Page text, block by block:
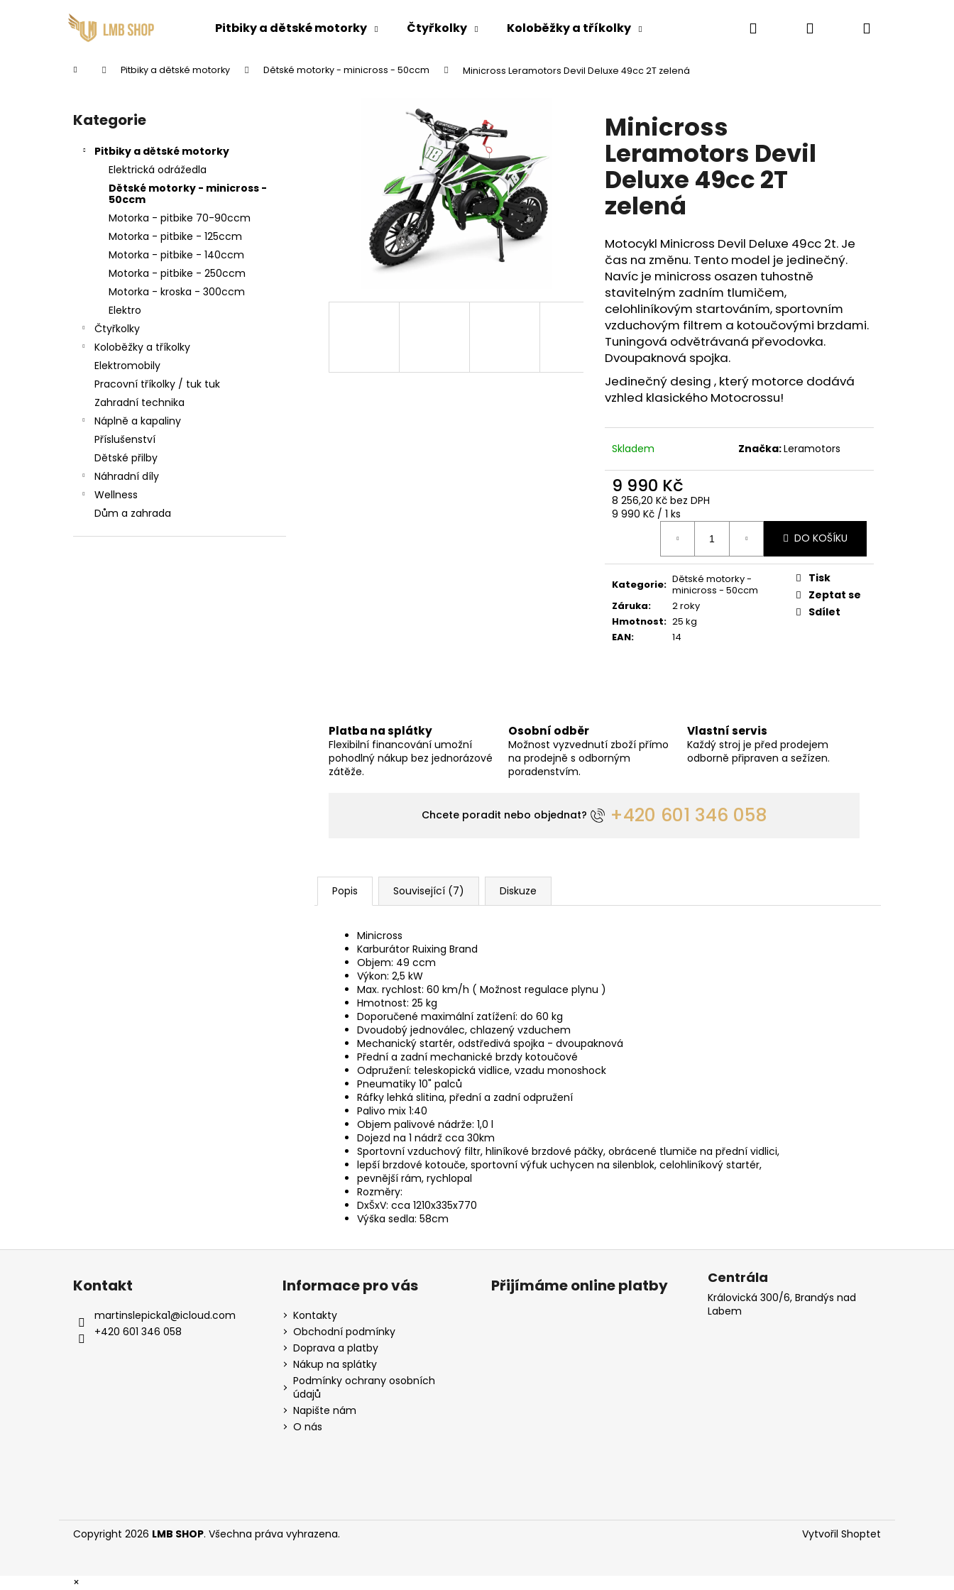
Pitbiky a dětské motorky Čtyřkolky Koloběžky a tříkolky Elektromobily Pracovní tříkolky / tuk tuk
Hledat PřihlášeníNákupní
Domů Pitbiky a dětské motorky Dětské motorky - minicross - 50ccm Minicross Leramotors Devil Deluxe 49cc 2T zelená
Přeskočit
kategorie
Kategorie
Pitbiky a dětské motorky
Elektrická odrážedla
Dětské motorky - minicross -
50ccm
Motorka - pitbike 70-90ccm
Motorka - pitbike - 125ccm
Motorka - pitbike - 140ccm
Motorka - pitbike - 250ccm
Motorka - kroska - 300ccm
Elektro
Čtyřkolky
Koloběžky a tříkolky
Elektromobily
Pracovní tříkolky / tuk tuk
Zahradní technika
Náplně a kapaliny
Příslušenství
Dětské přilby
Náhradní díly
Wellness
Dům a zahrada
Minicross
Leramotors Devil
Deluxe 49cc 2T
zelená
Motocykl Minicross Devil Deluxe 49cc 2t. Je
čas na změnu. Tento model je jedinečný.
Navíc je minicross osazen tuhostně
stavitelným zadním tlumičem,
celohliníkovým startováním, sportovním
vzduchovým filtrem a kotoučovými brzdami.
Tuningová odvětrávaná převodovka.
Dvoupaknová spojka.
Jedinečný desing , který motorce dodává
vzhled klasického Motocrossu!
Skladem Značka:Leramotors
9 990 Kč
8 256,20 Kč bez DPH
Měrná
9 990 Kč / 1 ks
DO KOŠÍKU
Kategorie: Dětské motorky -
minicross - 50ccm
Záruka:
2 roky
Hmotnost: 25 kg
EAN: 14
Tisk
Zeptat se
Sdílet
Platba na splátky
Flexibilní financování umožní
pohodlný nákup bez jednorázové
zátěže.
Osobní odběr
Možnost vyzvednutí zboží přímo
na prodejně s odborným
poradenstvím.
Vlastní servis
Každý stroj je před prodejem
odborně připraven a sežízen.
Chcete poradit nebo objednat? +420 601 346 058
Popis Související (7) Diskuze
Minicross
Karburátor Ruixing Brand
Objem: 49 ccm
Výkon: 2,5 kW
Max. rychlost: 60 km/h ( Možnost regulace plynu )
Hmotnost: 25 kg
Doporučené maximální zatížení: do 60 kg
Dvoudobý jednoválec, chlazený vzduchem
Mechanický startér, odstředivá spojka - dvoupaknová
Přední a zadní mechanické brzdy kotoučové
Odpružení: teleskopická vidlice, vzadu monoshock
Pneumatiky 10" palců
Ráfky lehká slitina, přední a zadní odpružení
Palivo mix 1:40
Objem palivové nádrže: 1,0 l
Dojezd na 1 nádrž cca 30km
Sportovní vzduchový filtr, hliníkové brzdové páčky, obrácené tlumiče na přední vidlici,
lepší brzdové kotouče, sportovní výfuk uchycen na silenblok, celohliníkový startér,
pevnější rám, rychlopal
Rozměry:
DxŠxV: cca 1210x335x770
Výška sedla: 58cm
Co potřebujete najít?
Doporučujeme
Z
Kontakt
martinslepicka1@icloud.com
+420 601 346 058
Informace pro vás
Kontakty
Obchodní podmínky
Doprava a platby
Nákup na splátky
Podmínky ochrany osobních
údajů
Napište nám
O nás
Přijímáme online platby Centrála
Královická 300/6, Brandýs nad
Labem
Vytvořil Shoptet
Copyright 2026 LMB SHOP. Všechna práva vyhrazena.
×